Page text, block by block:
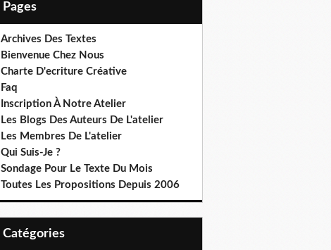
Pages
Archives Des Textes
Bienvenue Chez Nous
Charte D'ecriture Créative
Faq
Inscription À Notre Atelier
Les Blogs Des Auteurs De L'atelier
Les Membres De L'atelier
Qui Suis-Je ?
Sondage Pour Le Texte Du Mois
Toutes Les Propositions Depuis 2006
Catégories